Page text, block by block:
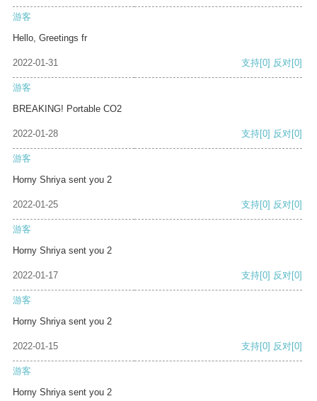
游客
Hello, Greetings fr
2022-01-31 支持[0] 反对[0]
游客
BREAKING! Portable CO2
2022-01-28 支持[0] 反对[0]
游客
Horny Shriya sent you 2
2022-01-25 支持[0] 反对[0]
游客
Horny Shriya sent you 2
2022-01-17 支持[0] 反对[0]
游客
Horny Shriya sent you 2
2022-01-15 支持[0] 反对[0]
游客
Horny Shriya sent you 2